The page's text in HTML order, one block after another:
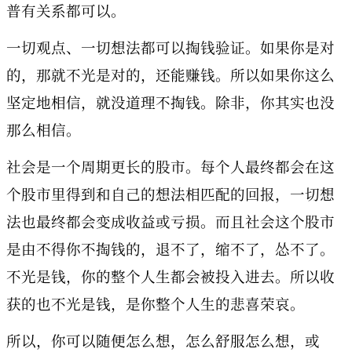
普有关系都可以。
一切观点、一切想法都可以掏钱验证。如果你是对
的，那就不光是对的，还能赚钱。所以如果你这么
坚定地相信，就没道理不掏钱。除非，你其实也没
那么相信。
社会是一个周期更长的股市。每个人最终都会在这
个股市里得到和自己的想法相匹配的回报，一切想
法也最终都会变成收益或亏损。而且社会这个股市
是由不得你不掏钱的，退不了，缩不了，怂不了。
不光是钱，你的整个人生都会被投入进去。所以收
获的也不光是钱，是你整个人生的悲喜荣哀。
所以，你可以随便怎么想，怎么舒服怎么想，或